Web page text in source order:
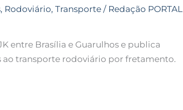
, Rodoviário, Transporte / Redação PORTAL
entre Brasília e Guarulhos e publica
transporte rodoviário por fretamento.